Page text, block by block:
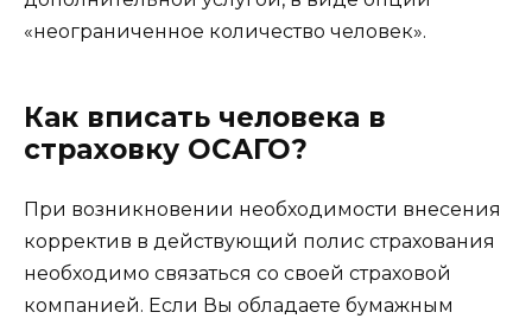
«неограниченное количество человек».
Как вписать человека в
страховку ОСАГО?
При возникновении необходимости внесения
корректив в действующий полис страхования
необходимо связаться со своей страховой
компанией. Если Вы обладаете бумажным